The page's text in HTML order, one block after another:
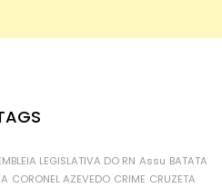
LEGISLATIVA DO RN Assu BATATA
CORONEL AZEVEDO CRIME CRUZETA